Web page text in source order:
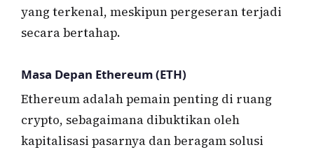
yang terkenal, meskipun pergeseran terjadi
secara bertahap.
Masa Depan Ethereum (ETH)
Ethereum adalah pemain penting di ruang
crypto, sebagaimana dibuktikan oleh
kapitalisasi pasarnya dan beragam solusi